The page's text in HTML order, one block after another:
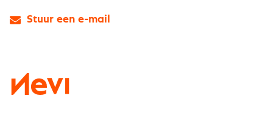
Stuur een e-mail